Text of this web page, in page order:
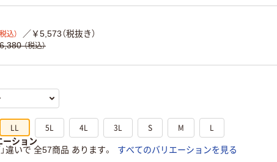
税込）
／￥5,573（税抜き）
（税込）
LL 5L 4L 3L S M L
ーション
」違いで 全57商品 あります。
すべてのバリエーションを見る